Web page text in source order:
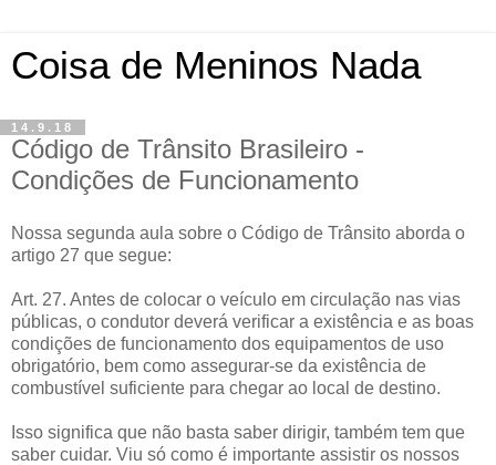
Coisa de Meninos Nada
14.9.18
Código de Trânsito Brasileiro -
Condições de Funcionamento
Nossa segunda aula sobre o Código de Trânsito aborda o
artigo 27 que segue:
Art. 27. Antes de colocar o veículo em circulação nas vias
públicas, o condutor deverá verificar a existência e as boas
condições de funcionamento dos equipamentos de uso
obrigatório, bem como assegurar-se da existência de
combustível suficiente para chegar ao local de destino.
Isso significa que não basta saber dirigir, também tem que
saber cuidar. Viu só como é importante assistir os nossos